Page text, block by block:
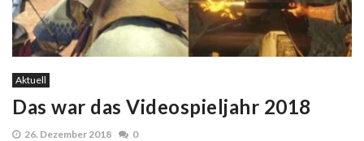
Aktuell
Das war das Videospieljahr 2018
26. Dezember 2018 0